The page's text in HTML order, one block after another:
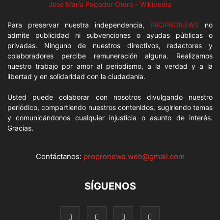
José María Pagador Otero - Wikipedia
Para preservar nuestra independencia, PROPRONEWS no
admite publicidad ni subvenciones o ayudas públicas o
privadas. Ninguno de nuestros directivos, redactores y
colaboradores percibe remuneración alguna. Realizamos
nuestro trabajo por amor al periodismo, a la verdad y a la
libertad y en solidaridad con la ciudadanía.
Usted puede colaborar con nosotros divulgando nuestro
periódico, compartiendo nuestros contenidos, sugiriendo temas
y comunicándonos cualquier injusticia o asunto de interés.
Gracias.
Contáctanos: propronews.web@gmail.com
SÍGUENOS